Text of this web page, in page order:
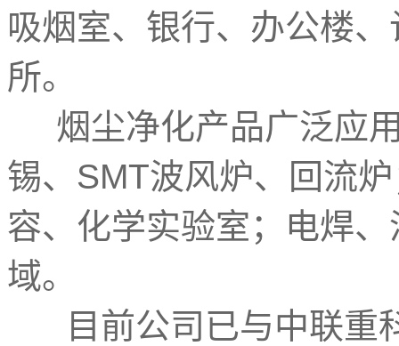
吸烟室、银行、办公楼
所。
烟尘净化产品广泛应
锡、SMT波风炉、回流
容、化学实验室；电焊
域。
目前公司已与中联重